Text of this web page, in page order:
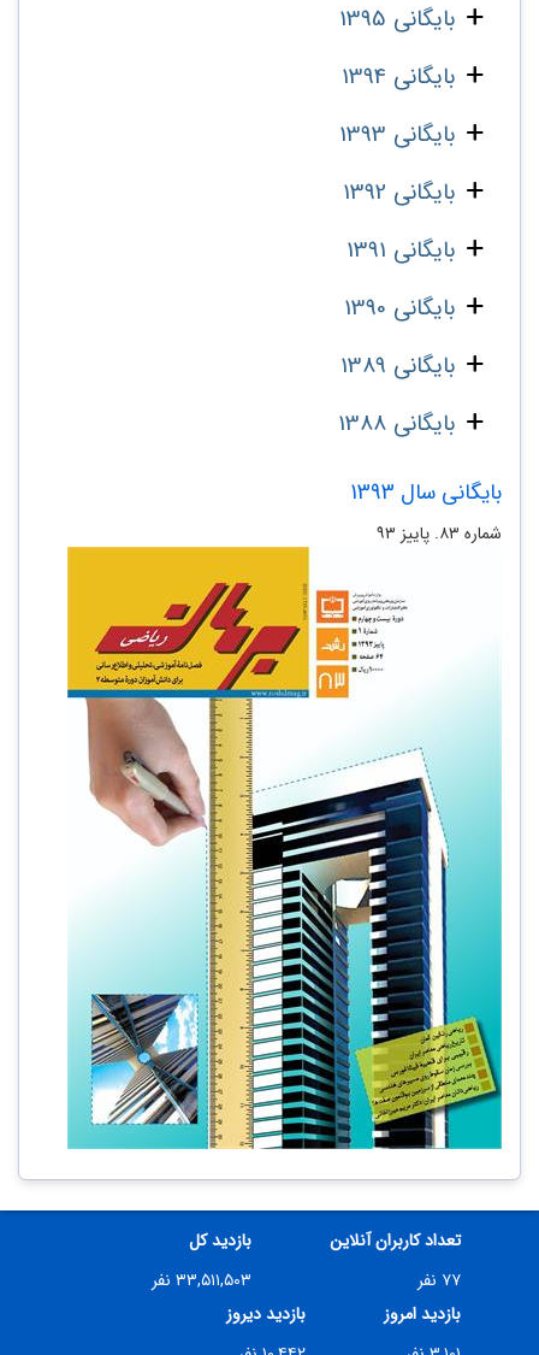
بایگانی 1395
بایگانی 1394
بایگانی 1393
بایگانی 1392
بایگانی 1391
بایگانی 1390
بایگانی 1389
بایگانی 1388
بایگانی سال 1393
شماره ۸۳. پاییز ۹۳
تعداد کاربران آنلاین
۷۷ نفر
بازدید کل
۳۳,۵۱۱,۵۰۳ نفر
بازدید امروز
بازدید دیروز